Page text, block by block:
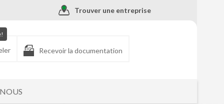
Trouver une entreprise
Recevoir la documentation